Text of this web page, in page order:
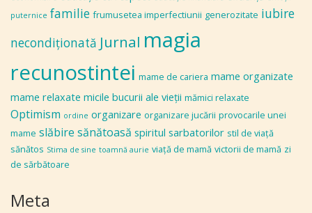
puternice familie frumusetea imperfectiunii generozitate iubire
necondiţionată Jurnal magia
recunostintei mame de cariera mame organizate
mame relaxate micile bucurii ale vieţii mămici relaxate
Optimism ordine organizare organizare jucării provocarile unei
mame slăbire sănătoasă spiritul sarbatorilor stil de viaţă
sănătos Stima de sine toamnă aurie viaţă de mamă victorii de mamă zi
de sărbătoare
Meta